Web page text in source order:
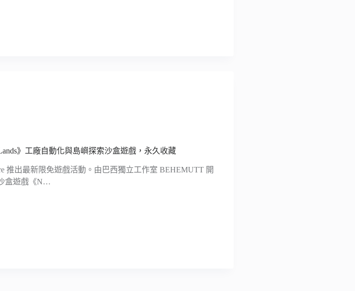
》工廠自動化與島嶼探索沙盒遊戲，永久收藏
推出最新限免遊戲活動。由巴西獨立工作室 BEHEMUTT 開
盒遊戲《N…